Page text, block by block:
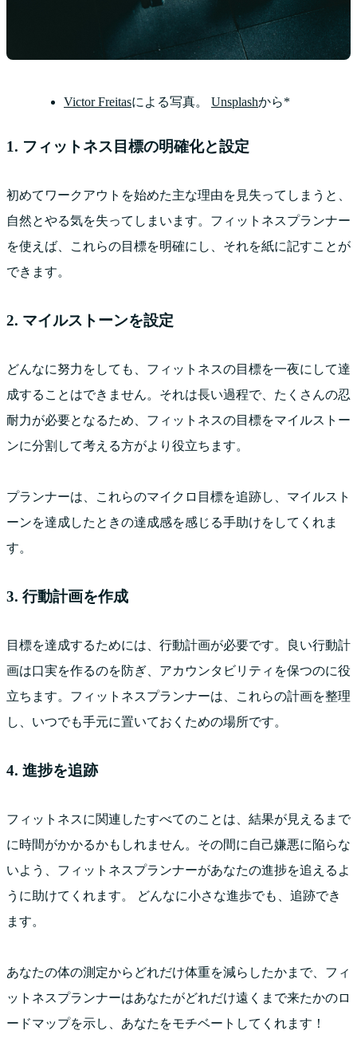
Victor Freitasによる写真。 Unsplashから*
1. フィットネス目標の明確化と設定
初めてワークアウトを始めた主な理由を見失ってしまうと、
自然とやる気を失ってしまいます。フィットネスプランナー
を使えば、これらの目標を明確にし、それを紙に記すことが
できます。
2. マイルストーンを設定
どんなに努力をしても、フィットネスの目標を一夜にして達
成することはできません。それは長い過程で、たくさんの忍
耐力が必要となるため、フィットネスの目標をマイルストー
ンに分割して考える方がより役立ちます。
プランナーは、これらのマイクロ目標を追跡し、マイルスト
ーンを達成したときの達成感を感じる手助けをしてくれま
す。
3. 行動計画を作成
目標を達成するためには、行動計画が必要です。良い行動計
画は口実を作るのを防ぎ、アカウンタビリティを保つのに役
立ちます。フィットネスプランナーは、これらの計画を整理
し、いつでも手元に置いておくための場所です。
4. 進捗を追跡
フィットネスに関連したすべてのことは、結果が見えるまで
に時間がかかるかもしれません。その間に自己嫌悪に陥らな
いよう、フィットネスプランナーがあなたの進捗を追えるよ
うに助けてくれます。 どんなに小さな進歩でも、追跡でき
ます。
あなたの体の測定からどれだけ体重を減らしたかまで、フィ
ットネスプランナーはあなたがどれだけ遠くまで来たかのロ
ードマップを示し、あなたをモチベートしてくれます！